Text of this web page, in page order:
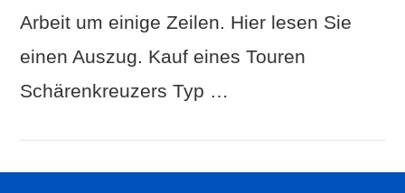
Arbeit um einige Zeilen. Hier lesen Sie
einen Auszug. Kauf eines Touren
Schärenkreuzers Typ …